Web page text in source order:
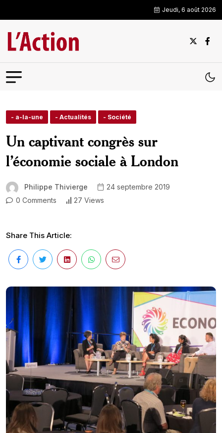
Jeudi, 6 août 2026
- a-la-une - Actualités - Société
Un captivant congrès sur
l’économie sociale à London
Philippe Thivierge
24 septembre 2019
0 Comments
27 Views
Share This Article: